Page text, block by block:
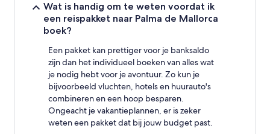
Wat is handig om te weten voordat ik
een reispakket naar Palma de Mallorca
boek?
Een pakket kan prettiger voor je banksaldo
zijn dan het individueel boeken van alles wat
je nodig hebt voor je avontuur. Zo kun je
bijvoorbeeld vluchten, hotels en huurauto's
combineren en een hoop besparen.
Ongeacht je vakantieplannen, er is zeker
weten een pakket dat bij jouw budget past.